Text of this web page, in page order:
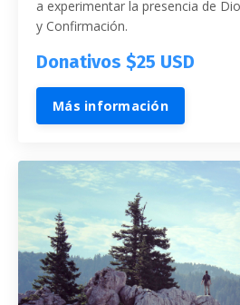
a experimentar la presencia de
y Confirmación.
Donativos $25 USD
Más información